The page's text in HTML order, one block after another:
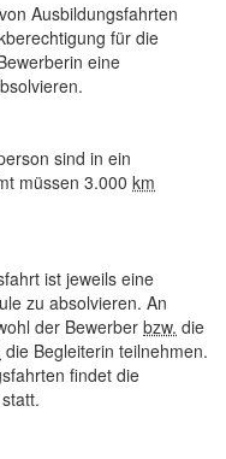
Ausbildungsfahrten
für die
eine
sind in ein
müssen 3.000 km
ist jeweils eine
zu absolvieren. An
der Bewerber bzw. die
die Begleiterin teilnehmen.
findet die